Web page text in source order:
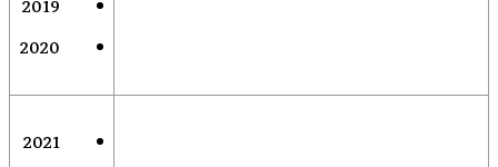
2019
2020
2021